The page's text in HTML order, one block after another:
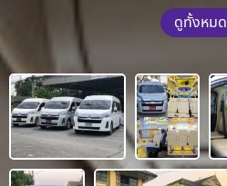
ดูทั้งหมด